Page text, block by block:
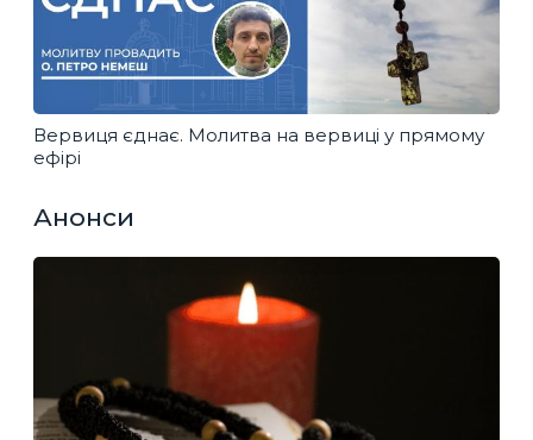
Вервиця єднає. Молитва на вервиці у прямому
ефірі
Анонси